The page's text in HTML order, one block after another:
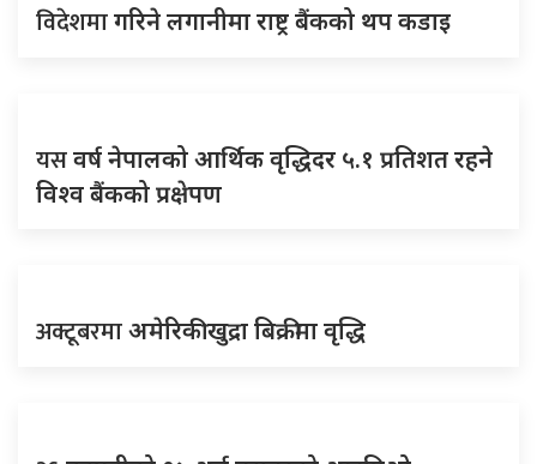
विदेशमागरिने लगानीमा राष्ट्र बैंकको थप कडाइ
यसवर्ष नेपालको आर्थिक वृद्धिदर ५.१ प्रतिशत रहने
विश्व बैंकको प्रक्षेपण
अक्टूबरमाअमेरिकी खुद्रा बिक्रीमा वृद्धि